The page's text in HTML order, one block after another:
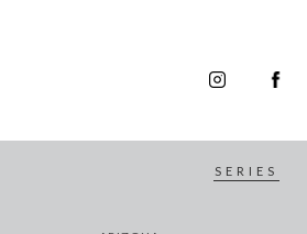
SERIES